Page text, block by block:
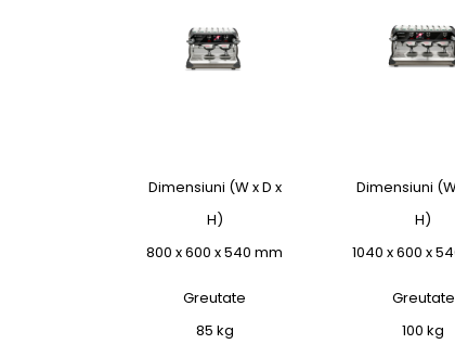
Dimensiuni (W x D x
H)
800 x 600 x 540 mm
Greutate
85 kg
Dimensiuni
H)
1040 x 600 x
Greutate
100 kg